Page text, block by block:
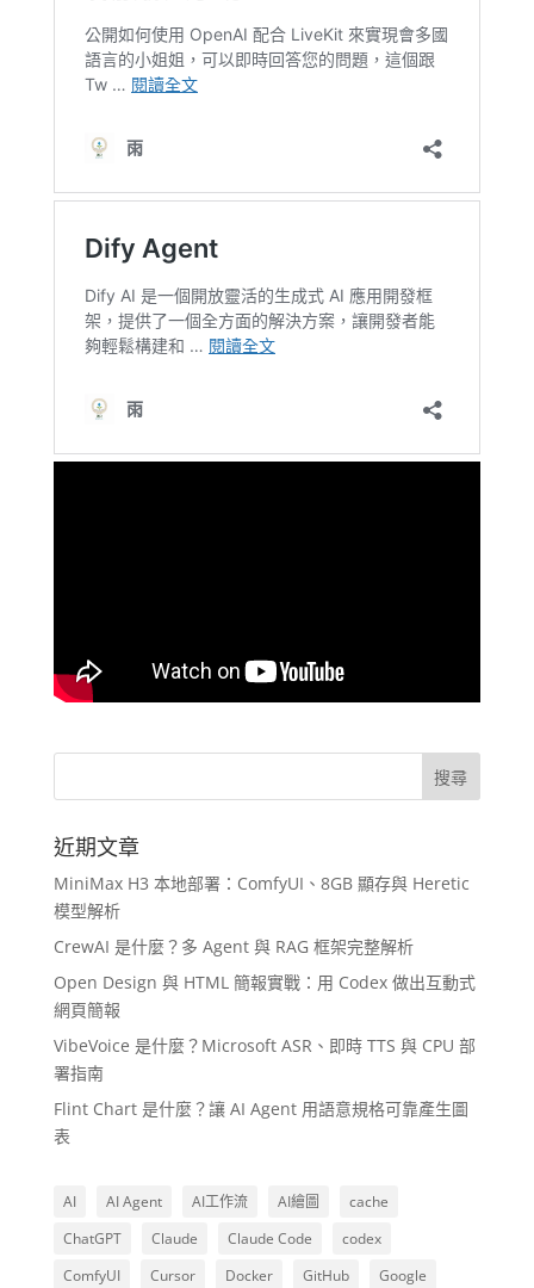
近期文章
MiniMax H3 本地部署：ComfyUI、8GB 顯存與 Heretic
模型解析
CrewAI 是什麼？多 Agent 與 RAG 框架完整解析
Open Design 與 HTML 簡報實戰：用 Codex 做出互動式
網頁簡報
VibeVoice 是什麼？Microsoft ASR、即時 TTS 與 CPU 部
署指南
Flint Chart 是什麼？讓 AI Agent 用語意規格可靠產生圖
表
AI AI Agent AI工作流 AI繪圖
cache
ChatGPT
Claude Claude Code
codex
ComfyUI
Cursor Docker GitHub Google